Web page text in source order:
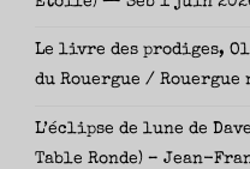
Le livre des prodiges,
du Rouergue /
L’éclipse de lune de
Table Ronde) – Jean-